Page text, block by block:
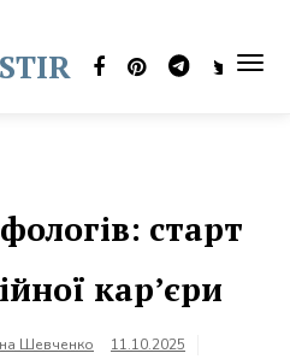
старт
кар’єри
Шевченко
11.10.2025